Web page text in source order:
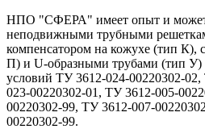
НПО "СФЕРА" имеет опыт и может
неподвижными трубными
компенсатором на кожухе (тип К),
П) и U-образными трубами (тип У)
условий ТУ 3612-024-00220302-
023-00220302-01, ТУ 3612-005-
00220302-99, ТУ 3612-007-
00220302-99.